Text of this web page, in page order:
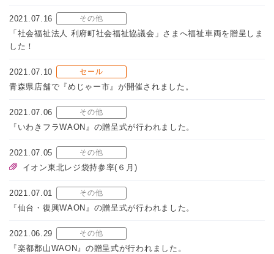
2021.07.16 その他
「社会福祉法人 利府町社会福祉協議会」さまへ福祉車両を贈呈しま
した！
2021.07.10 セール
青森県店舗で『めじゃー市』が開催されました。
2021.07.06 その他
『いわきフラWAON』の贈呈式が行われました。
2021.07.05 その他
イオン東北レジ袋持参率(６月)
2021.07.01 その他
『仙台・復興WAON』の贈呈式が行われました。
2021.06.29 その他
『楽都郡山WAON』の贈呈式が行われました。